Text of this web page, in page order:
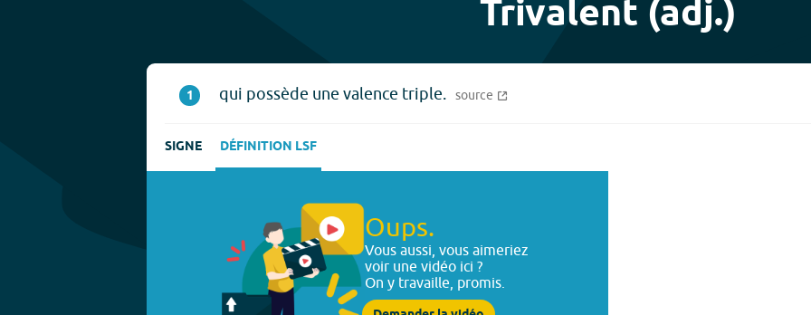
Trivalent (adj.)
1 qui possède une valence triple. source
SIGNE DÉFINITION LSF
Oups.
Vous aussi, vous aimeriez
voir une vidéo ici ?
On y travaille, promis.